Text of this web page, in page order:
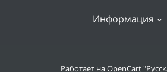
Информация
Доставка и оплата
Работает наOpenCart